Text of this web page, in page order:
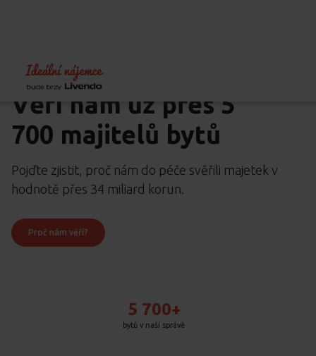
Home Pronajímám
Věří nám už přes 5
700 majitelů bytů
Pojďte zjistit, proč nám do péče svěřili majetek v
hodnotě přes 34 miliard korun.
Proč nám věří?
5 700+
bytů v naší správě